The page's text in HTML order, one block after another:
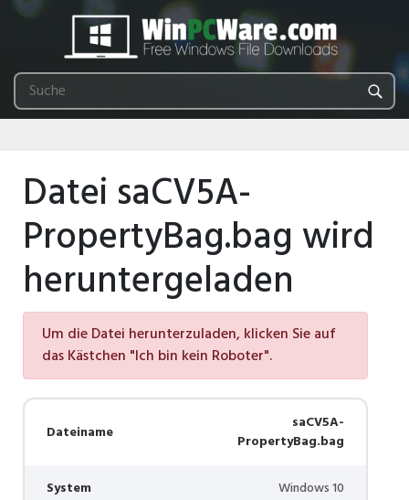
Datei saCV5A-
PropertyBag.bag wird
heruntergeladen
Um die Datei herunterzuladen, klicken Sie auf
das Kästchen "Ich bin kein Roboter".
Dateiname
saCV5A-
PropertyBag.bag
System Windows 10